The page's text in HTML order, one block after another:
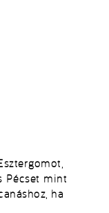
Pécset mint
ha